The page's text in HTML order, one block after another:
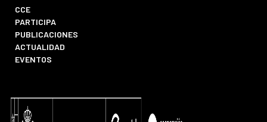
CCE
PARTICIPA
PUBLICACIONES
ACTUALIDAD
EVENTOS